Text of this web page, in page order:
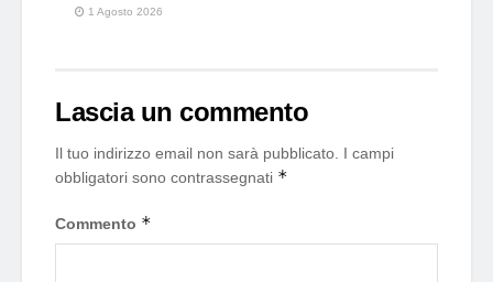
1 Agosto 2026
Lascia un commento
Il tuo indirizzo email non sarà pubblicato. I campi
obbligatori sono contrassegnati *
Commento *